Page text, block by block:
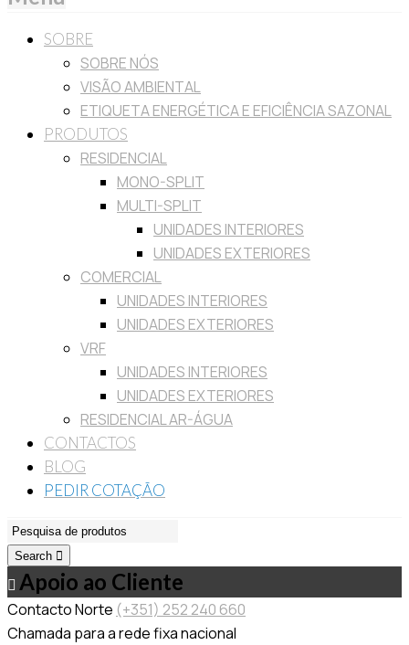
SOBRE
SOBRE NÓS
VISÃO AMBIENTAL
ETIQUETA ENERGÉTICA E EFICIÊNCIA SAZONAL
PRODUTOS
RESIDENCIAL
MONO-SPLIT
MULTI-SPLIT
UNIDADES INTERIORES
UNIDADES EXTERIORES
COMERCIAL
UNIDADES INTERIORES
UNIDADES EXTERIORES
VRF
UNIDADES INTERIORES
UNIDADES EXTERIORES
RESIDENCIAL AR-ÁGUA
CONTACTOS
BLOG
PEDIR COTAÇÃO
Search
Apoio ao Cliente
Contacto Norte (+351) 252 240 660
Chamada para a rede fixa nacional